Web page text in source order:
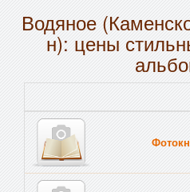
Водяное
н): цены